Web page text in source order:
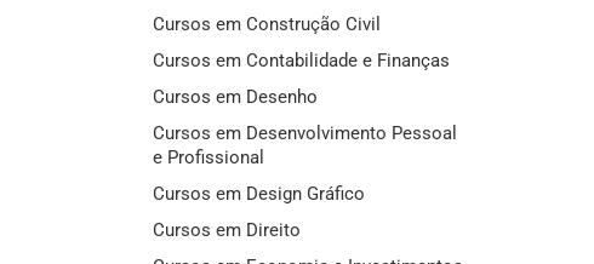
Cursos em Construção Civil
Cursos em Contabilidade e Finanças
Cursos em Desenho
Cursos em Desenvolvimento Pessoal
e Profissional
Cursos em Design Gráfico
Cursos em Direito